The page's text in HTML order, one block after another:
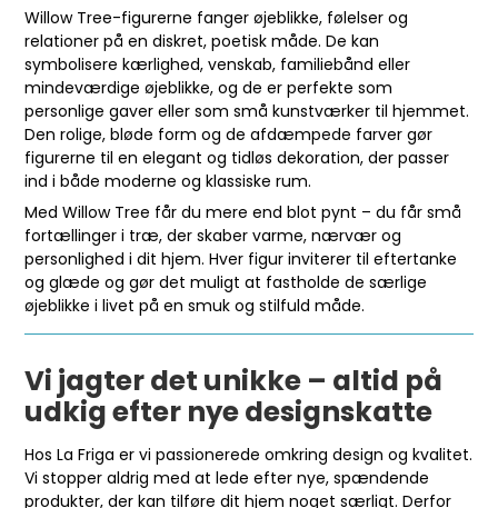
Willow Tree-figurerne fanger øjeblikke, følelser og
relationer på en diskret, poetisk måde. De kan
symbolisere kærlighed, venskab, familiebånd eller
mindeværdige øjeblikke, og de er perfekte som
personlige gaver eller som små kunstværker til hjemmet.
Den rolige, bløde form og de afdæmpede farver gør
figurerne til en elegant og tidløs dekoration, der passer
ind i både moderne og klassiske rum.
Med Willow Tree får du mere end blot pynt – du får små
fortællinger i træ, der skaber varme, nærvær og
personlighed i dit hjem. Hver figur inviterer til eftertanke
og glæde og gør det muligt at fastholde de særlige
øjeblikke i livet på en smuk og stilfuld måde.
Vi jagter det unikke – altid på
udkig efter nye designskatte
Hos La Friga er vi passionerede omkring design og kvalitet.
Vi stopper aldrig med at lede efter nye, spændende
produkter, der kan tilføre dit hjem noget særligt. Derfor